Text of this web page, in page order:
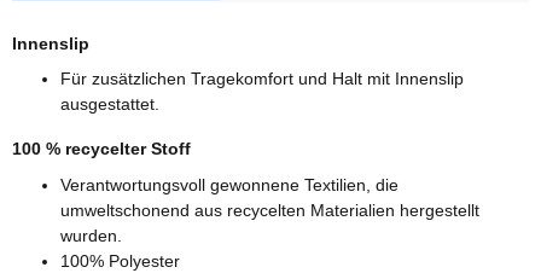
Innenslip
Für zusätzlichen Tragekomfort und Halt mit Innenslip
ausgestattet.
100 % recycelter Stoff
Verantwortungsvoll gewonnene Textilien, die
umweltschonend aus recycelten Materialien hergestellt
wurden.
100% Polyester